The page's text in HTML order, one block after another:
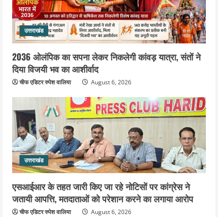
उत्तराखंड
2036 ओलंपिक का सपना लेकर निकलेगी कांवड़ यात्रा, संतों ने
दिया विजयी भव का आशीर्वाद
चीफ एडिटर रुपेश वालिया August 6, 2026
उत्तराखंड
एसआईआर के तहत जारी किए जा रहे नोटिसों पर कांग्रेस ने
जतायी आपत्ति, मतदाताओं को परेशान करने का लगाया आरोप
चीफ एडिटर रुपेश वालिया August 6, 2026